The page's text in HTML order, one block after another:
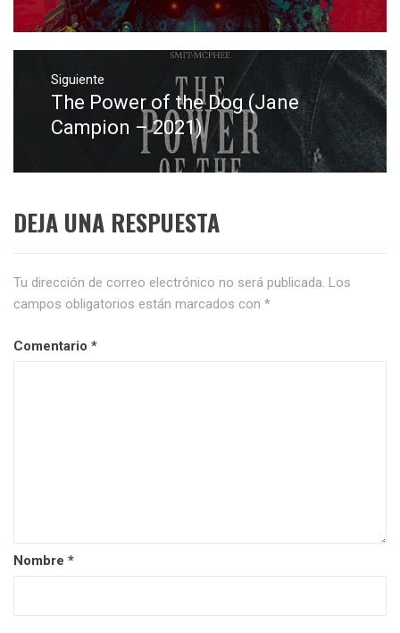
Siguiente
Entrada
siguiente:
The Power of the Dog (Jane
Campion – 2021)
DEJA UNA RESPUESTA
Tu dirección de correo electrónico no será publicada. Los
campos obligatorios están marcados con *
Comentario *
Nombre *